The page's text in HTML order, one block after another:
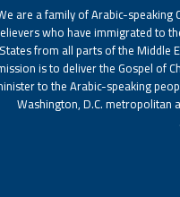
are a family of Arabic-speaking
who have immigrated to
States from all parts of the Middle
is to deliver the Gospel of
to the Arabic-speaking
Washington, D.C. metropolitan